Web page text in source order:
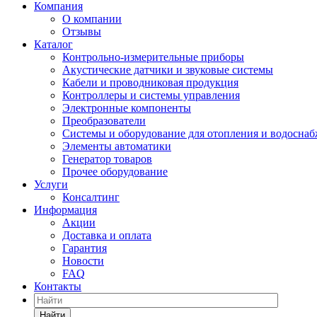
Компания
О компании
Отзывы
Каталог
Контрольно-измерительные приборы
Акустические датчики и звуковые системы
Кабели и проводниковая продукция
Контроллеры и системы управления
Электронные компоненты
Преобразователи
Системы и оборудование для отопления и
Элементы автоматики
Генератор товаров
Прочее оборудование
Услуги
Консалтинг
Информация
Акции
Доставка и оплата
Гарантия
Новости
FAQ
Контакты